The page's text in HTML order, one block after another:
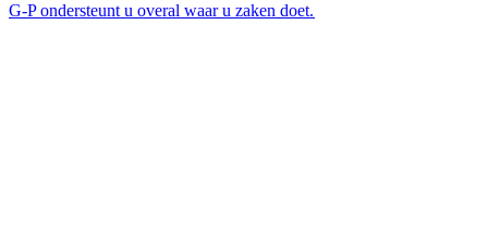
G-P ondersteunt u overal waar u zaken doet.​​